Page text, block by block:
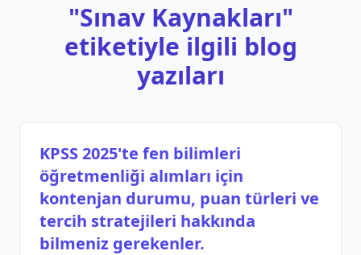
"Sınav Kaynakları"
etiketiyle ilgili blog
yazıları
KPSS 2025'te fen bilimleri
öğretmenliği alımları için
kontenjan durumu, puan türleri ve
tercih stratejileri hakkında
bilmeniz gerekenler.